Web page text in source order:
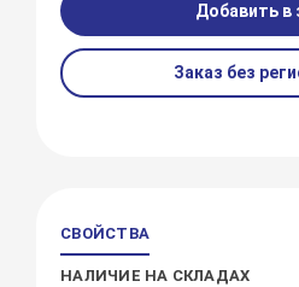
Добавить в
Заказ без
СВОЙСТВА
НАЛИЧИЕ НА СКЛАДАХ